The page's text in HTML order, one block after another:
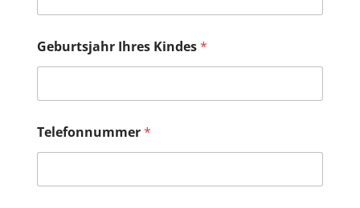
s
e
l
e
o
n
e
Geburtsjahr Ihres Kindes*
Telefonnummer*